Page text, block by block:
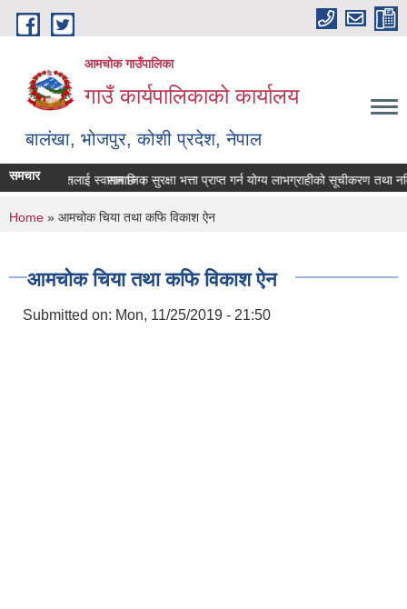
Skip to main content
आमचोक गाउँपालिका
गाउँ कार्यपालिकाको कार्यालय
बालंखा, भोजपुर, कोशी प्रदेश, नेपाल
मा यहाँहरुलाई स्वागत छ ।
समचार
सम्बन्धमा। सामाजिक सुरक्षा भत्ता प्राप्‍त गर्न योग्य लाभग्राहीको सूचीकरण तथा
You are here
Home » आमचोक चिया तथा कफि विकाश ऐन
आमचोक चिया तथा कफि विकाश ऐन
Submitted on: Mon, 11/25/2019 - 21:50